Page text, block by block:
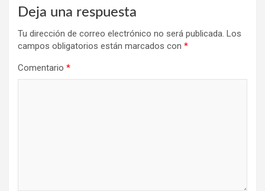
Deja una respuesta
Tu dirección de correo electrónico no será publicada. Los
campos obligatorios están marcados con *
Comentario *